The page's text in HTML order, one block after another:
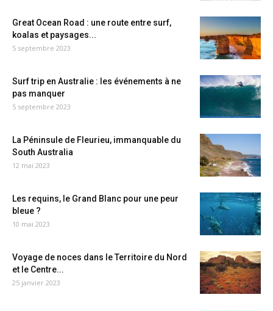
Great Ocean Road : une route entre surf,
koalas et paysages...
5 septembre 2023
Surf trip en Australie : les événements à ne
pas manquer
5 septembre 2023
La Péninsule de Fleurieu, immanquable du
South Australia
12 mai 2023
Les requins, le Grand Blanc pour une peur
bleue ?
10 mai 2023
Voyage de noces dans le Territoire du Nord
et le Centre...
25 janvier 2023